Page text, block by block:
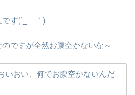
す(´_ゝ｀)
ですが全然お腹空かないな～
いおい、何でお腹空かないんだ